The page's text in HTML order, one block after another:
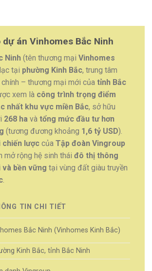
dự án Vinhomes Bắc Ninh
Ninh (tên thương mại Vinhomes
tại phường Kinh Bắc, trung tâm
chính – thương mại mới của tỉnh Bắc
xem là công trình trọng điểm
nhất khu vực miền Bắc, sở hữu
268 ha và tổng mức đầu tư hơn
(tương đương khoảng 1,6 tỷ USD).
chiến lược của Tập đoàn Vingroup
mở rộng hệ sinh thái đô thị thông
và bền vững tại vùng đất giàu truyền
.
TIN CHI TIẾT
Bắc Ninh (Vinhomes Kinh Bắc)
Kinh Bắc, tỉnh Bắc Ninh